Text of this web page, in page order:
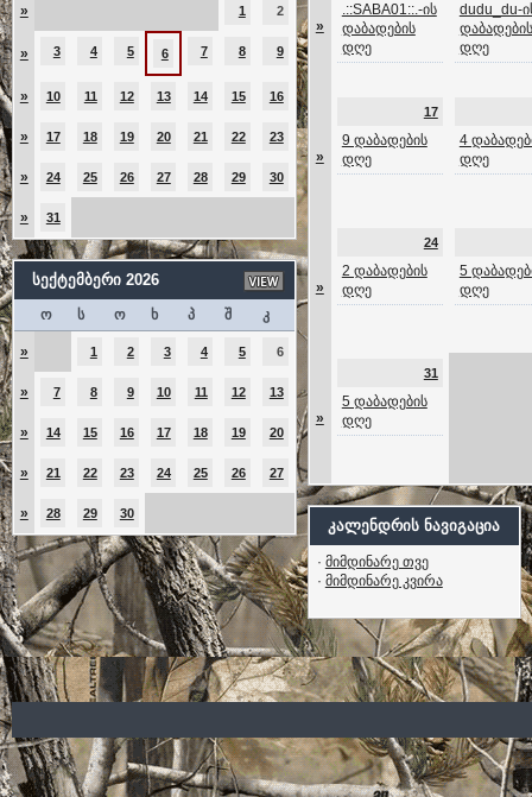
» 1 2
» 3 4 5 6 7 8 9
» 10 11 12 13 14 15 16
» 17 18 19 20 21 22 23
» 24 25 26 27 28 29 30
» 31
სექტემბერი 2026
ო ს ო ხ პ შ კ
» 1 2 3 4 5 6
» 7 8 9 10 11 12 13
» 14 15 16 17 18 19 20
» 21 22 23 24 25 26 27
» 28 29 30
»
.::SABA01::.-ის
დაბადების
დღე
dudu_du-
დაბადების
დღე
»
17
9 დაბადების
დღე
4
დღე
»
24
2 დაბადების
დღე
5
დღე
»
31
5 დაბადების
დღე
კალენდრის ნავიგაცია
· მიმდინარე თვე
· მიმდინარე კვირა